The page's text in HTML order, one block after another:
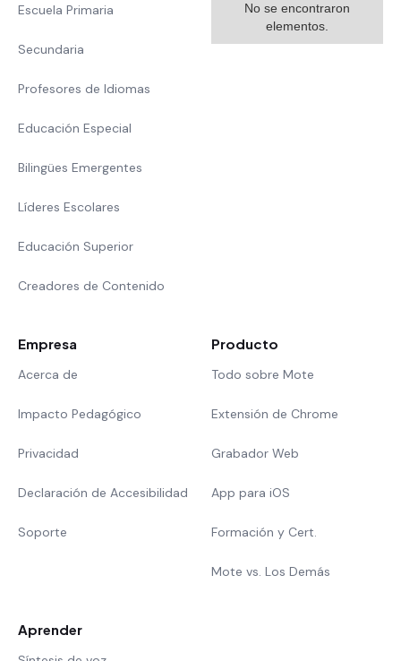
Escuela Primaria
Secundaria
Profesores de Idiomas
Educación Especial
Bilingües Emergentes
Líderes Escolares
Educación Superior
Creadores de Contenido
No se encontraron
elementos.
Empresa
Acerca de
Impacto Pedagógico
Privacidad
Declaración de Accesibilidad
Soporte
Producto
Todo sobre Mote
Extensión de Chrome
Grabador Web
App para iOS
Formación y Cert.
Mote vs. Los Demás
Aprender